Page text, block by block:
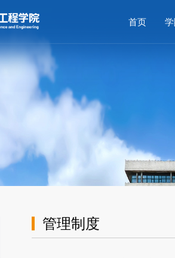
首页
管理制度